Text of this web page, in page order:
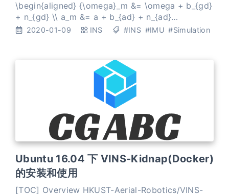
\begin{aligned} {\omega}_m &= \omega + b_{gd}
+ n_{gd} \\ a_m &= a + b_{ad} + n_{ad}
\end{aligned} \] 其中， 离散时间的 Bias： \[
2020-01-09 INS #INS #IMU #Simulation
Ubuntu 16.04 下 VINS-Kidnap(Docker)
的安装和使用
[TOC] Overview HKUST-Aerial-Robotics/VINS-